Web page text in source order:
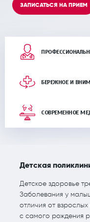
Неврология
ЗАПИСАТЬСЯ НА ПРИЕМ
БЕРЕЖНОЕ И
СОВРЕМЕННОЕ
Детская
Детское здоровье
Заболевания у
отличия от
с самого рождения